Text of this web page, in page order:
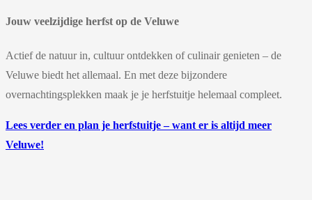
Jouw veelzijdige herfst op de Veluwe
Actief de natuur in, cultuur ontdekken of culinair genieten – de
Veluwe biedt het allemaal. En met deze bijzondere
overnachtingsplekken maak je je herfstuitje helemaal compleet.
Lees verder en plan je herfstuitje – want er is altijd meer
Veluwe!